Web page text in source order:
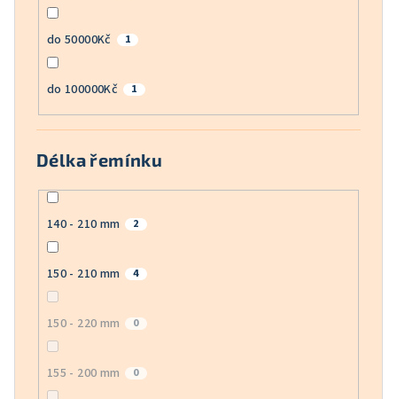
do 50000Kč 1
do 100000Kč 1
Délka řemínku
140 - 210 mm 2
150 - 210 mm 4
150 - 220 mm 0
155 - 200 mm 0